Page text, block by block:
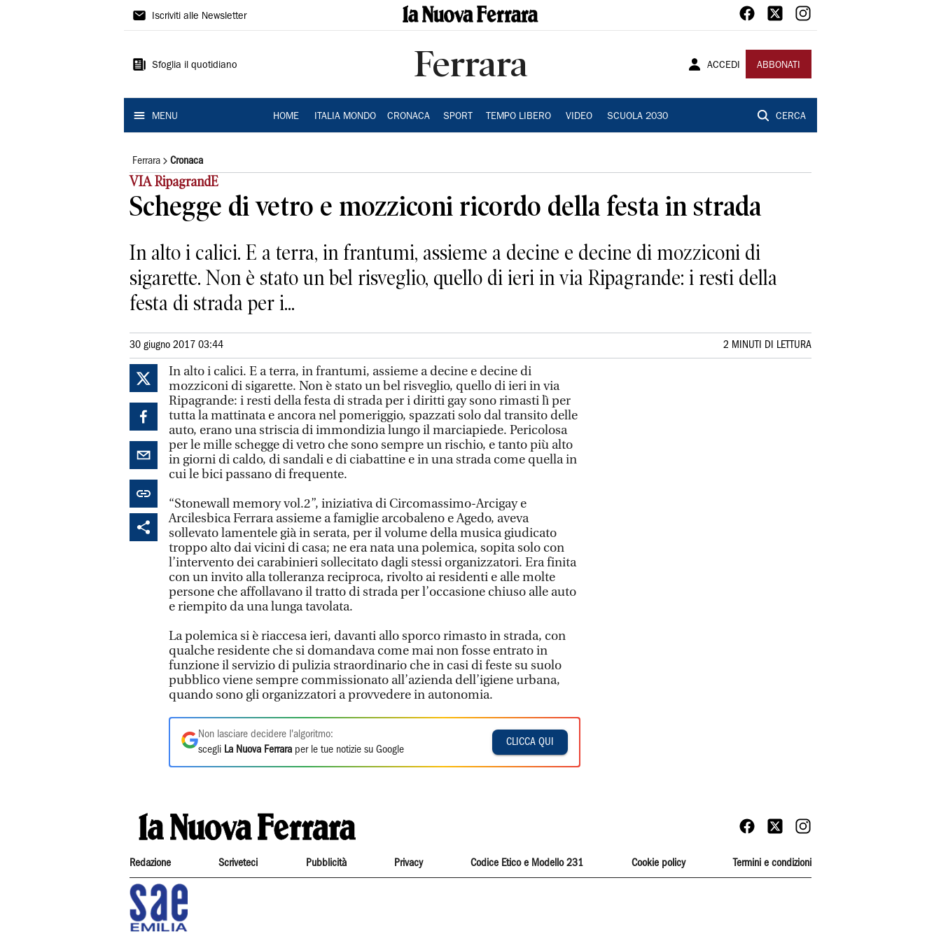
La
Ferrara
Iscriviti alle Newsletter
Sfoglia il quotidiano Ferrara ACCEDI ABBONATI
MENU HOME ITALIA MONDO CRONACA SPORT TEMPO LIBERO VIDEO SCUOLA 2030 CERCA
Ferrara Cronaca
VIA RipagrandE
Schegge di vetro e mozziconi ricordo della festa in strada
In alto i calici. E a terra, in frantumi, assieme a decine e decine di mozziconi di
sigarette. Non è stato un bel risveglio, quello di ieri in via Ripagrande: i resti della
festa di strada per i...
30 giugno 2017 03:44 2 MINUTI DI LETTURA
In alto i calici. E a terra, in frantumi, assieme a decine e decine di
mozziconi di sigarette. Non è stato un bel risveglio, quello di ieri in via
Ripagrande: i resti della festa di strada per i diritti gay sono rimasti lì per
tutta la mattinata e ancora nel pomeriggio, spazzati solo dal transito delle
auto, erano una striscia di immondizia lungo il marciapiede. Pericolosa
per le mille schegge di vetro che sono sempre un rischio, e tanto più alto
in giorni di caldo, di sandali e di ciabattine e in una strada come quella in
cui le bici passano di frequente.
“Stonewall memory vol.2”, iniziativa di Circomassimo-Arcigay e
Arcilesbica Ferrara assieme a famiglie arcobaleno e Agedo, aveva
sollevato lamentele già in serata, per il volume della musica giudicato
troppo alto dai vicini di casa; ne era nata una polemica, sopita solo con
l’intervento dei carabinieri sollecitato dagli stessi organizzatori. Era finita
con un invito alla tolleranza reciproca, rivolto ai residenti e alle molte
persone che affollavano il tratto di strada per l’occasione chiuso alle auto
e riempito da una lunga tavolata.
La polemica si è riaccesa ieri, davanti allo sporco rimasto in strada, con
qualche residente che si domandava come mai non fosse entrato in
funzione il servizio di pulizia straordinario che in casi di feste su suolo
pubblico viene sempre commissionato all’azienda dell’igiene urbana,
quando sono gli organizzatori a provvedere in autonomia.
Non lasciare decidere l'algoritmo:
scegli La Nuova Ferrara per le tue notizie su Google
CLICCA QUI
Redazione Scriveteci Pubblicità Privacy Codice Etico e Modello 231 Cookie policy Termini e condizioni